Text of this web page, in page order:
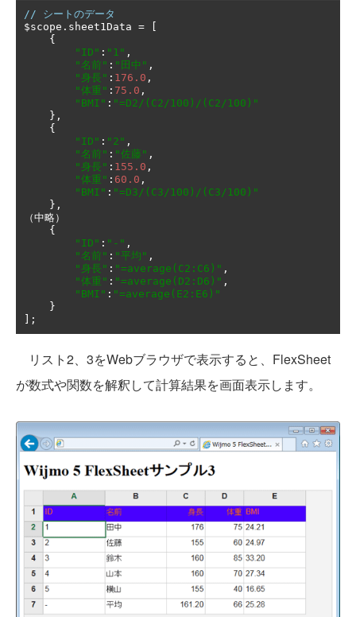
// シートのデータ
$scope . sheet1Data =
{
"ID" : "1" ,
"名前" : "田中" ,
"身長" : 176.0 ,
"体重" : 75.0 ,
"BMI" : "=D2/(C2/100)/(C2/100)"
},
{
"ID" : "2" ,
"名前" : "佐藤" ,
"身長" : 155.0 ,
"体重" : 60.0 ,
"BMI" : "=D3/(C3/100)/(C3/100)"
},
（中略）
{
"ID" : "-" ,
"名前" : "平均" ,
"身長" : "=average(C2:C6)" ,
"体重" : "=average(D2:D6)" ,
"BMI" : "=average(E2:E6)"
}
];
リスト2、3をWebブラウザで表示すると、FlexSheet
が数式や関数を解釈して計算結果を画面表示します。